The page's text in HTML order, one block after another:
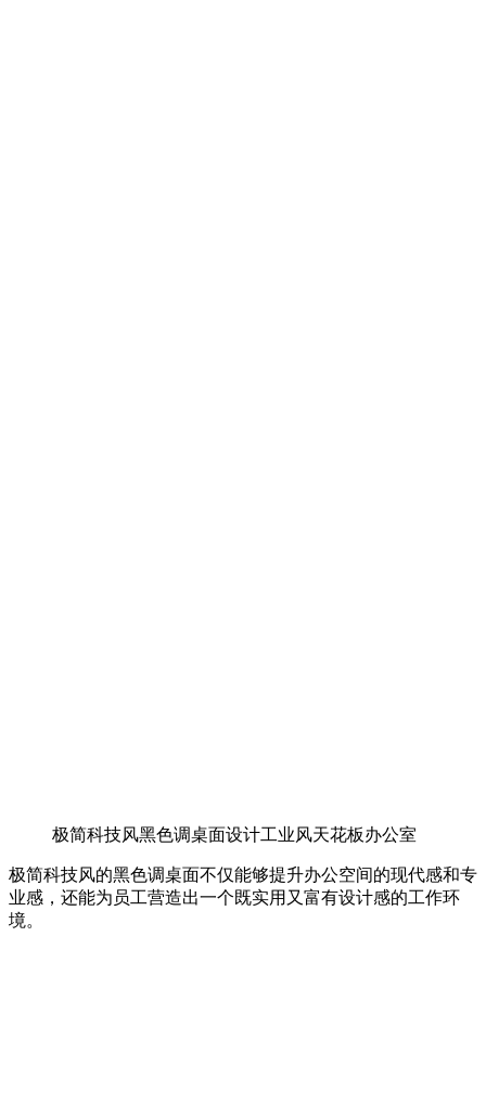
极简科技风黑色调桌面设计工业风天花板办公室
极简科技风的黑色调桌面不仅能够提升办公空间的现代感和专
业感，还能为员工营造出一个既实用又富有设计感的工作环
境。